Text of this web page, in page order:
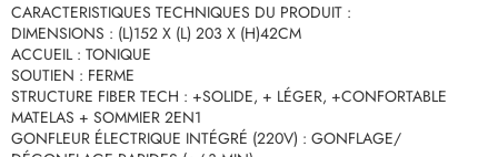
CARACTERISTIQUES TECHNIQUES DU PRODUIT :
DIMENSIONS : (L)152 X (L) 203 X (H)42CM
ACCUEIL : TONIQUE
SOUTIEN : FERME
STRUCTURE FIBER TECH : +SOLIDE, + LÉGER, +CONFORTABLE
MATELAS + SOMMIER 2EN1
GONFLEUR ÉLECTRIQUE INTÉGRÉ (220V) : GONFLAGE/